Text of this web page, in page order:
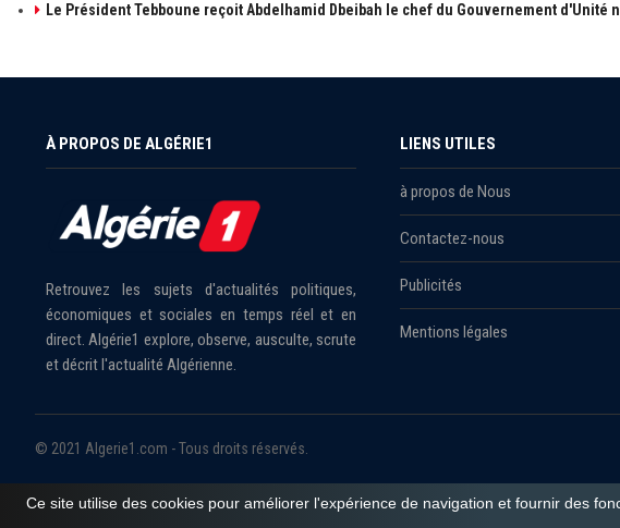
Le Président Tebboune reçoit Abdelhamid Dbeibah le chef du Gouvernement d'Unité
À PROPOS DE ALGÉRIE1
Retrouvez les sujets d'actualités politiques,
économiques et sociales en temps réel et en
direct. Algérie1 explore, observe, ausculte, scrute
et décrit l'actualité Algérienne.
LIENS UTILES
à propos de Nous
Contactez-nous
Publicités
Mentions légales
© 2021 Algerie1.com - Tous droits réservés.
Ce site utilise des cookies pour améliorer l'expérience de navigation et fournir des